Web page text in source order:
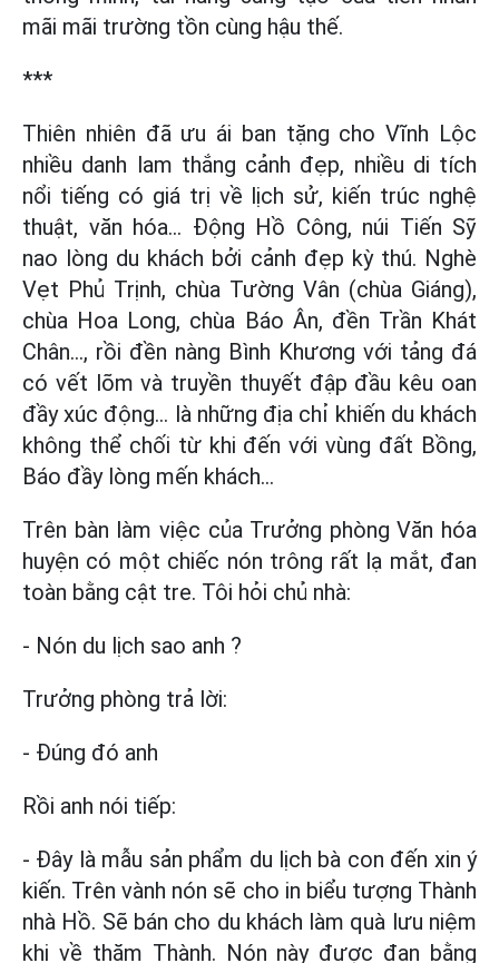
mãi mãi trường tồn cùng hậu thế.
***
Thiên nhiên đã ưu ái ban tặng cho Vĩnh Lộc
nhiều danh lam thắng cảnh đẹp, nhiều di tích
nổi tiếng có giá trị về lịch sử, kiến trúc nghệ
thuật, văn hóa... Động Hồ Công, núi Tiến Sỹ
nao lòng du khách bởi cảnh đẹp kỳ thú. Nghè
Vẹt Phủ Trịnh, chùa Tường Vân (chùa Giáng),
chùa Hoa Long, chùa Báo Ân, đền Trần Khát
Chân..., rồi đền nàng Bình Khương với tảng đá
có vết lõm và truyền thuyết đập đầu kêu oan
đầy xúc động... là những địa chỉ khiến du khách
không thể chối từ khi đến với vùng đất Bồng,
Báo đầy lòng mến khách...
Trên bàn làm việc của Trưởng phòng Văn hóa
huyện có một chiếc nón trông rất lạ mắt, đan
toàn bằng cật tre. Tôi hỏi chủ nhà:
- Nón du lịch sao anh ?
Trưởng phòng trả lời:
- Đúng đó anh
Rồi anh nói tiếp:
- Đây là mẫu sản phẩm du lịch bà con đến xin ý
kiến. Trên vành nón sẽ cho in biểu tượng Thành
nhà Hồ. Sẽ bán cho du khách làm quà lưu niệm
khi về thăm Thành. Nón này được đan bằng